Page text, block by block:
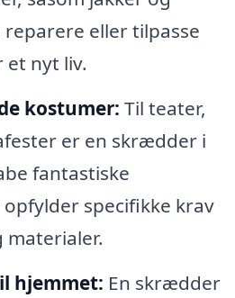
reparere eller tilpasse
et nyt liv.
kostumer: Til teater,
er en skrædder i
fantastiske
specifikke krav
materialer.
hjemmet: En skrædder